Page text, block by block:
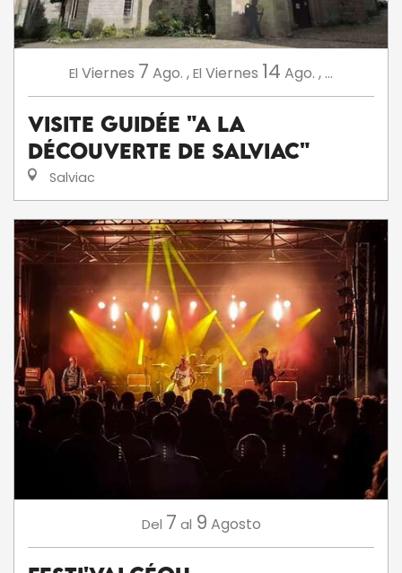
El Viernes 7 Ago. ,El Viernes 14 Ago. , ...
Visite guidée "A la
découverte de Salviac"
Salviac
Del 7 al 9 Agosto